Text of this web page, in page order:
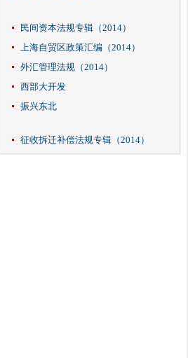
民间资本法规专辑（2014）
上海自贸区政策汇编（2014）
外汇管理法规（2014）
西部大开发
振兴东北
征收拆迁补偿法规专辑（2014）